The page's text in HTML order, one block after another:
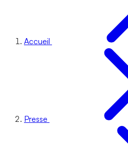
Accueil
Presse